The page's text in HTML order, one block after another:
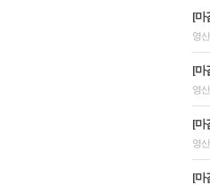
[마
영
[마
영
[마
영
[마